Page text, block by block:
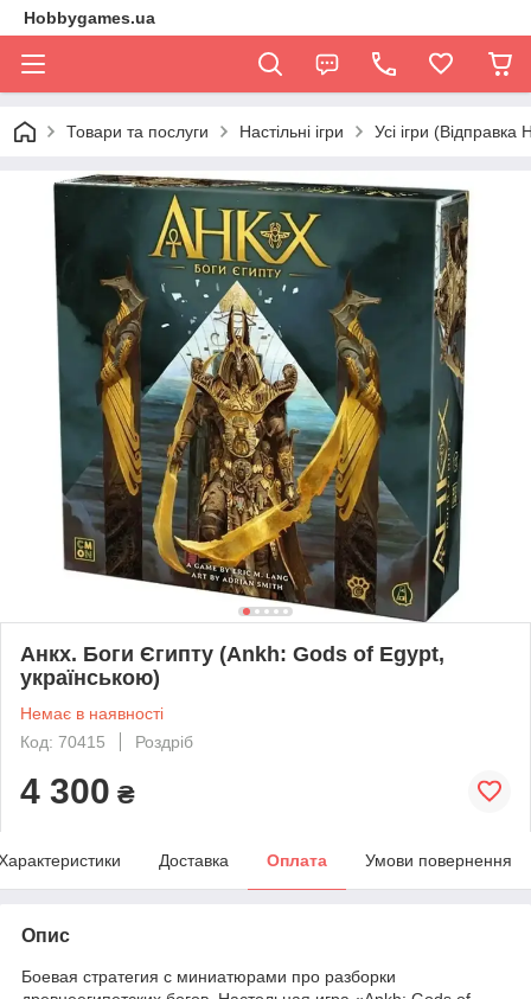
Hobbygames.ua
Товари та послуги Настільні ігри Усі ігри
Анкх. Боги Єгипту (Ankh: Gods of Egypt,
українською)
Немає в наявності
Код: 70415
Роздріб
4 300 ₴
Доставка Оплата Умови повернення
Опис
Боевая стратегия с миниатюрами про разборки